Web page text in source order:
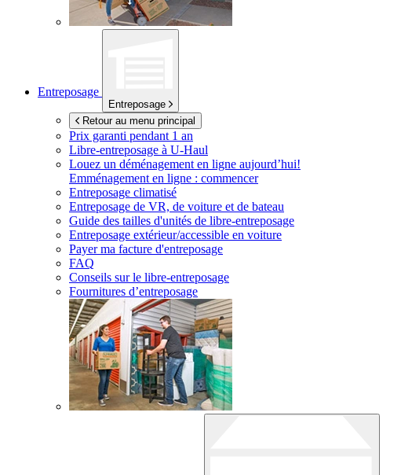
Entreposage
Entreposage
Retour au menu principal
Prix garanti pendant 1 an
Libre-entreposage à U-Haul
Louez un déménagement en ligne aujourd’hui!
Emménagement en ligne : commencer
Entreposage climatisé
Entreposage de VR, de voiture et de bateau
Guide des tailles d'unités de libre-entreposage
Entreposage extérieur/accessible en voiture
Payer ma facture d'entreposage
FAQ
Conseils sur le libre-entreposage
Fournitures d’entreposage